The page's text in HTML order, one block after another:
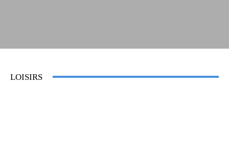
LOISIRS